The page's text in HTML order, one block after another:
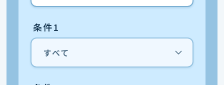
条件1